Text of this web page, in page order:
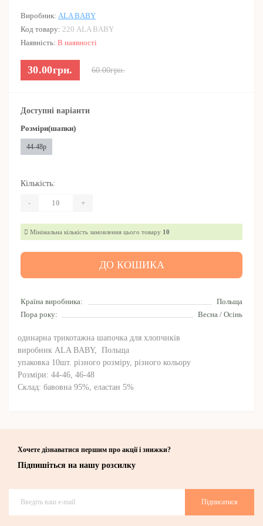
Виробник: ALA BABY
Код товару: 220 ALA BABY
Наявність: В наявності
30.00грн. 60.00грн.
Країна виробника:
Польща
Пора року:
Весна / Осінь
одинарна трикотажна шапочка для хлопчиків
виробник ALA BABY, Польща
упаковка 10шт. різного розміру, різного кольору
Розміри: 44-46, 46-48
Склад: бавовна 95%, еластан 5%
Доступні варіанти
Розміри(шапки)
44-48р
Кількість:
- +
Мінімальна кількість замовлення цього товару 10
ДО КОШИКА
Хочете дізнаватися першим про акції і знижки?
Підпишіться на нашу розсилку
Підписатися